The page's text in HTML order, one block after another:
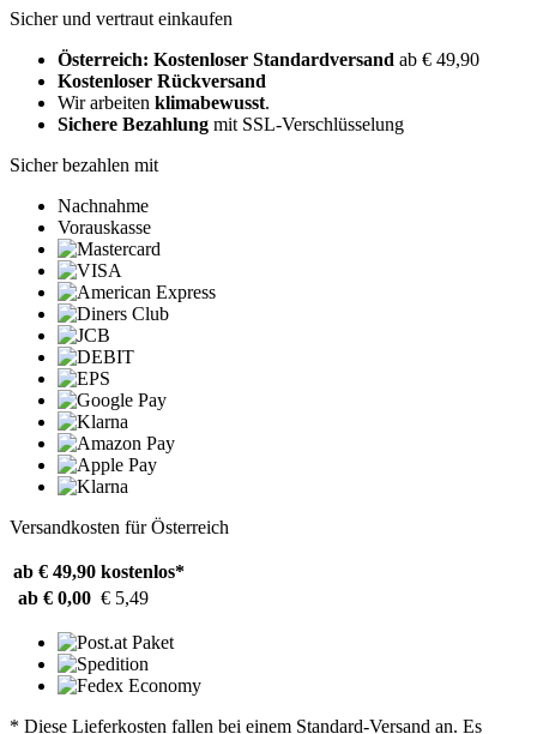
Sicher und vertraut einkaufen
Österreich: Kostenloser Standardversand ab € 49,90
Kostenloser Rückversand
Wir arbeiten klimabewusst.
Sichere Bezahlung mit SSL-Verschlüsselung
Sicher bezahlen mit
Nachnahme
Vorauskasse
Versandkosten für Österreich
ab € 49,90 kostenlos*
ab € 0,00 € 5,49
* Diese Lieferkosten fallen bei einem Standard-Versand an. Es